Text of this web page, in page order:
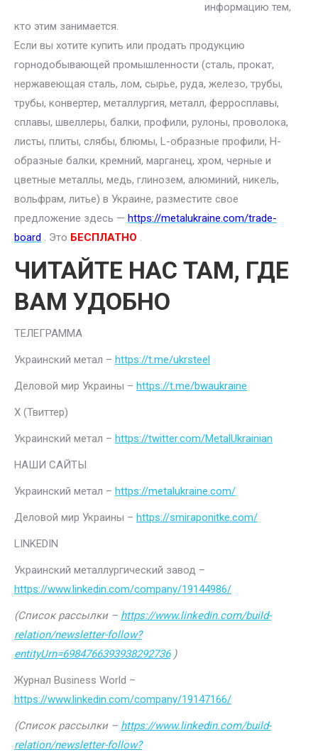
информацию тем,
кто этим занимается.
Если вы хотите купить или продать продукцию
горнодобывающей промышленности (сталь, прокат,
нержавеющая сталь, лом, сырье, руда, железо, трубы,
трубы, конвертер, металлургия, металл, ферросплавы,
сплавы, швеллеры, балки, профили, рулоны, проволока,
листы, плиты, слябы, блюмы, L-образные профили, H-
образные балки, кремний, марганец, хром, черные и
цветные металлы, медь, глинозем, алюминий, никель,
вольфрам, литье) в Украине, разместите свое
предложение здесь — https://metalukraine.com/trade-
board . Это БЕСПЛАТНО .
ЧИТАЙТЕ НАС ТАМ, ГДЕ
ВАМ УДОБНО
ТЕЛЕГРАММА
Украинский метал – https://t.me/ukrsteel
Деловой мир Украины – https://t.me/bwaukraine
Х (Твиттер)
Украинский метал – https://twitter.com/MetalUkrainian
НАШИ САЙТЫ
Украинский метал – https://metalukraine.com/
Деловой мир Украины – https://smiraponitke.com/
LINKEDIN
Украинский металлургический завод –
https://www.linkedin.com/company/19144986/
(Список рассылки – https://www.linkedin.com/build-
relation/newsletter-follow?
entityUrn=6984766393938292736)
Журнал Business World –
https://www.linkedin.com/company/19147166/
(Список рассылки – https://www.linkedin.com/build-
relation/newsletter-follow?